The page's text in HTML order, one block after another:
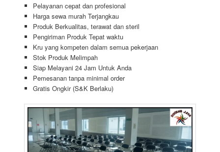
Pelayanan cepat dan profesional
Harga sewa murah Terjangkau
Produk Berkualitas, terawat dan steril
Pengiriman Produk Tepat waktu
Kru yang kompeten dalam semua pekerjaan
Stok Produk Melimpah
Siap Melayani 24 Jam Untuk Anda
Pemesanan tanpa minimal order
Gratis Ongkir (S&K Berlaku)